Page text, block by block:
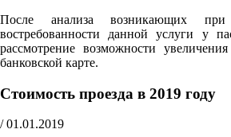
После анализа возникающих
востребованности данной услуги у
рассмотрение возможности
банковской карте.
Стоимость проезда в 2019 году
/ 01.01.2019